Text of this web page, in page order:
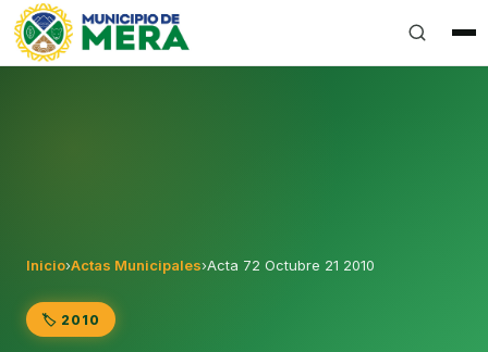
Gobierno Autónomo Descentralizado Municipal del
Inicio›Actas Municipales›Acta 72 Octubre 21 2010
🏷️ 2010